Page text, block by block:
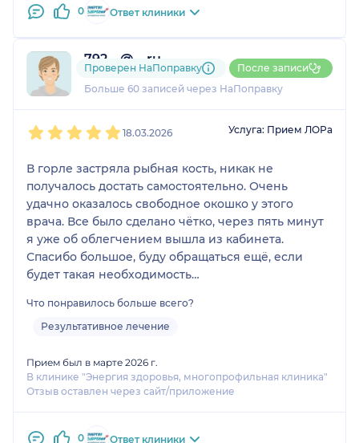
0 Ответ клиники
792....@....ru
22 отзыва и1 оценка
Больше 60 записей через НаПоправку
Проверен НаПоправку После записи
18.03.2026 Услуга: Прием ЛОРа
В горле застряла рыбная кость, никак не
получалось достать самостоятельно. Очень
удачно оказалось свободное окошко у этого
врача. Все было сделано чётко, через пять минут
я уже об облегчением вышла из кабинета.
Спасибо большое, буду обращаться ещё, если
будет такая необходимость
раньше намеченного окошка!
Что понравилось больше всего?
Результативное лечение
Прием был в марте 2026 г.
В клинике "Энергия здоровья, многопрофильная клиника"
Отзыв оставлен через сайт/приложение
0 Ответ клиники